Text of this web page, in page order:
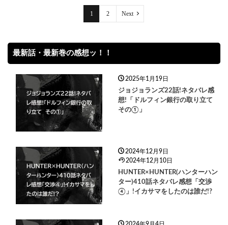
1 2 Next
最新話・最新巻の感想ッ！！
2025年1月19日
ジョジョランズ22話!ネタバレ感
想!「ドルフィン銀行の取り立て
その①」
2024年12月9日
2024年12月10日
HUNTER×HUNTER(ハンターハン
ター)410話ネタバレ感想「交渉
④」!イカサマをしたのは誰だ!?